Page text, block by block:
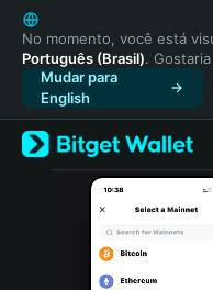
English
日本語
Tiếng Việt
Русский
Español (Latinoamérica)
Türkçe
Italiano
No momento, você está
Português (Brasil).
Mudar para
English